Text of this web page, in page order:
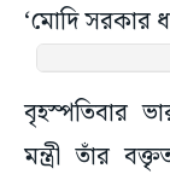
‘মোদি সরকার
বৃহস্পতিবার
মন্ত্রী তাঁর